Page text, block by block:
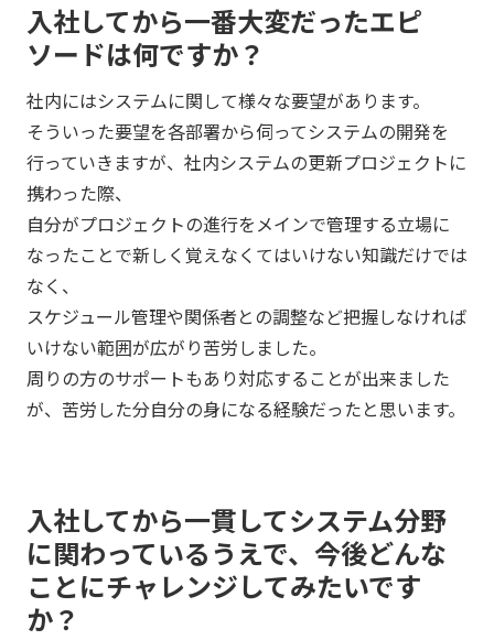
入社してから一番大変だったエピ
ソードは何ですか？
社内にはシステムに関して様々な要望があります。
そういった要望を各部署から伺ってシステムの開発を
行っていきますが、社内システムの更新プロジェクトに
携わった際、
自分がプロジェクトの進行をメインで管理する立場に
なったことで新しく覚えなくてはいけない知識だけでは
なく、
スケジュール管理や関係者との調整など把握しなければ
いけない範囲が広がり苦労しました。
周りの方のサポートもあり対応することが出来ました
が、苦労した分自分の身になる経験だったと思います。
入社してから一貫してシステム分野
に関わっているうえで、今後どんな
ことにチャレンジしてみたいです
か？